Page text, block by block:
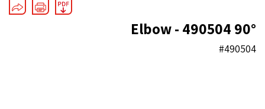
90° Elbow - 490504
#490504